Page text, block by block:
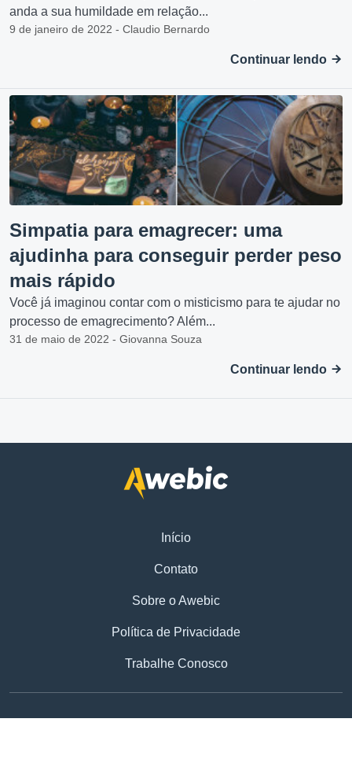
anda a sua humildade em relação...
9 de janeiro de 2022 - Claudio Bernardo
Continuar lendo
Simpatia para emagrecer: uma
ajudinha para conseguir perder peso
mais rápido
Você já imaginou contar com o misticismo para te ajudar no
processo de emagrecimento? Além...
31 de maio de 2022 - Giovanna Souza
Continuar lendo
Início
Contato
Sobre o Awebic
Política de Privacidade
Trabalhe Conosco